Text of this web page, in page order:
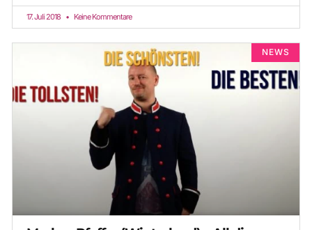
17. Juli 2018 Keine Kommentare
NEWS